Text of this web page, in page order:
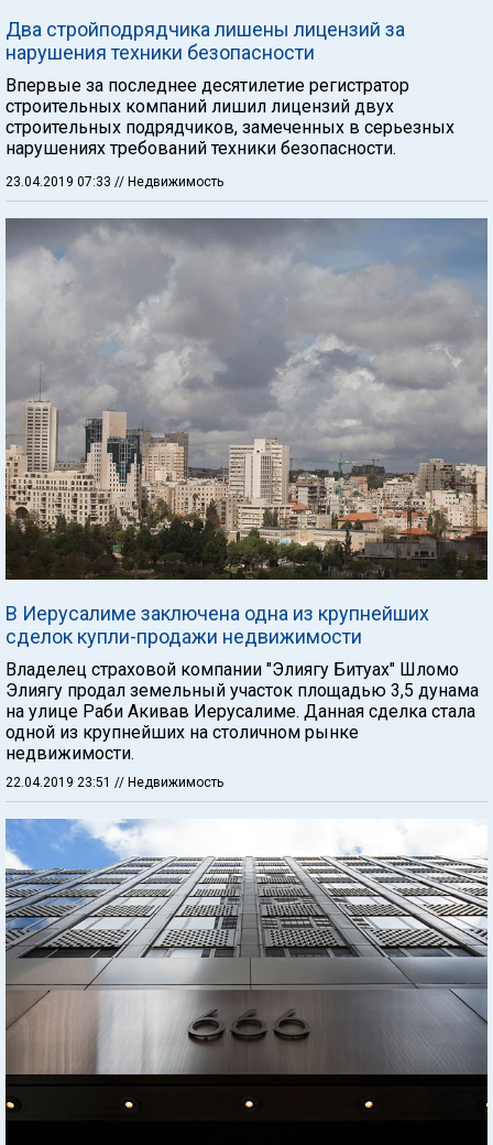
Два стройподрядчика лишены лицензий за
нарушения техники безопасности
Впервые за последнее десятилетие регистратор
строительных компаний лишил лицензий двух
строительных подрядчиков, замеченных в серьезных
нарушениях требований техники безопасности.
23.04.2019 07:33 // Недвижимость
В Иерусалиме заключена одна из крупнейших
сделок купли-продажи недвижимости
Владелец страховой компании "Элиягу Битуах" Шломо
Элиягу продал земельный участок площадью 3,5 дунама
на улице Раби Акивав Иерусалиме. Данная сделка стала
одной из крупнейших на столичном рынке
недвижимости.
22.04.2019 23:51 // Недвижимость